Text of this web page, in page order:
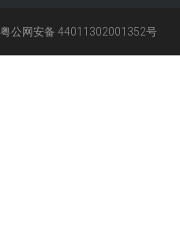
粤公网安备 44011302001352号